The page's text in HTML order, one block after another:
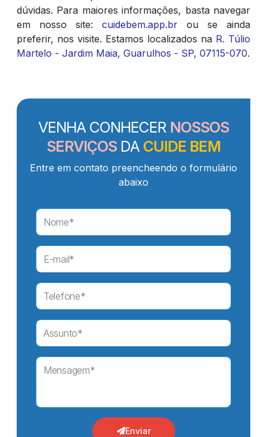
dúvidas. Para maiores informações, basta navegar
em nosso site: cuidebem.app.br ou se ainda
preferir, nos visite. Estamos localizados na R. Túlio
Martelo - Jardim Maia, Guarulhos - SP, 07115-070.
VENHA CONHECER NOSSOS
SERVIÇOSDA CUIDE BEM
Entre em contato preencheendo o formulário
abaixo
Enviar